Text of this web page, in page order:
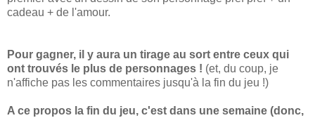
cadeau + de l'amour.
Pour gagner, il y aura un tirage au sort entre ceux qui
ont trouvés le plus de personnages ! (et, du coup, je
n'affiche pas les commentaires jusqu'à la fin du jeu !)
A ce propos la fin du jeu, c'est dans une semaine (donc,